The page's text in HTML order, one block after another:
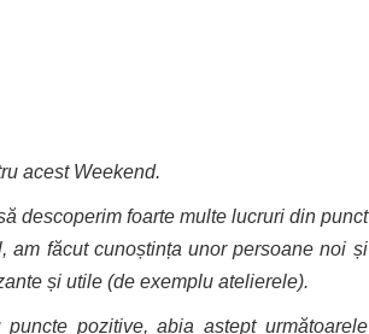
acest Weekend.
descoperim foarte multe lucruri din punct
am făcut cunoștința unor persoane noi și
și utile (de exemplu atelierele).
pozitive, abia aștept următoarele